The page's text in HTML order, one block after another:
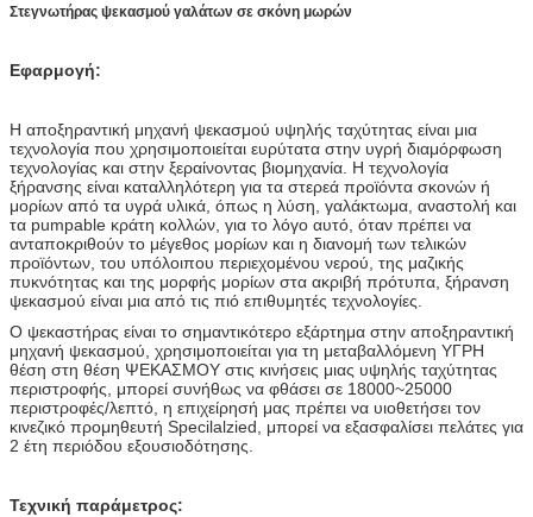
Στεγνωτήρας ψεκασμού γαλάτων σε σκόνη μωρών
Εφαρμογή:
Η αποξηραντική μηχανή ψεκασμού υψηλής ταχύτητας είναι μια
τεχνολογία που χρησιμοποιείται ευρύτατα στην υγρή διαμόρφωση
τεχνολογίας και στην ξεραίνοντας βιομηχανία. Η τεχνολογία
ξήρανσης είναι καταλληλότερη για τα στερεά προϊόντα σκονών ή
μορίων από τα υγρά υλικά, όπως η λύση, γαλάκτωμα, αναστολή και
τα pumpable κράτη κολλών, για το λόγο αυτό, όταν πρέπει να
ανταποκριθούν το μέγεθος μορίων και η διανομή των τελικών
προϊόντων, του υπόλοιπου περιεχομένου νερού, της μαζικής
πυκνότητας και της μορφής μορίων στα ακριβή πρότυπα, ξήρανση
ψεκασμού είναι μια από τις πιό επιθυμητές τεχνολογίες.
Ο ψεκαστήρας είναι το σημαντικότερο εξάρτημα στην αποξηραντική
μηχανή ψεκασμού, χρησιμοποιείται για τη μεταβαλλόμενη ΥΓΡΗ
θέση στη θέση ΨΕΚΑΣΜΟΥ στις κινήσεις μιας υψηλής ταχύτητας
περιστροφής, μπορεί συνήθως να φθάσει σε 18000~25000
περιστροφές/λεπτό, η επιχείρησή μας πρέπει να υιοθετήσει τον
κινεζικό προμηθευτή Specilalzied, μπορεί να εξασφαλίσει πελάτες για
2 έτη περιόδου εξουσιοδότησης.
Τεχνική παράμετρος: